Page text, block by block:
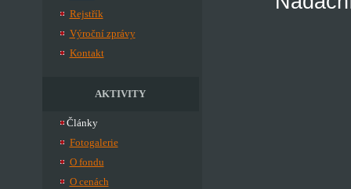
Rejstřík
Výroční zprávy
Kontakt
AKTIVITY
Články
Fotogalerie
O fondu
O cenách